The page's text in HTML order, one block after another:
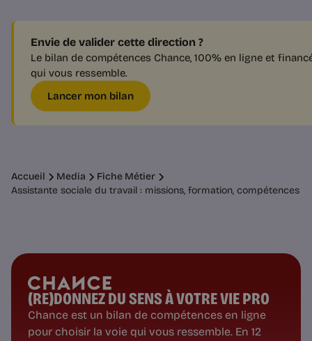
Envie de valider cette direction ?
Le bilan de compétences Chance, 100% en ligne et
qui vous ressemble.
Lancer mon bilan
Accueil Media
Fiche Métier
Assistante sociale du travail : missions, formation, compétences
(RE)DONNEZ DU SENS À VOTRE VIE PRO
Chance est un bilan de compétences en ligne
pour choisir la voie qui vous ressemble. En 12